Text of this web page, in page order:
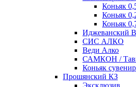
Коньяк
Коньяк
Коньяк
Иджеванский
СИС АЛКО
Веди Алко
САМКОН /
Коньяк
Прошянский КЗ
Эксклюзив